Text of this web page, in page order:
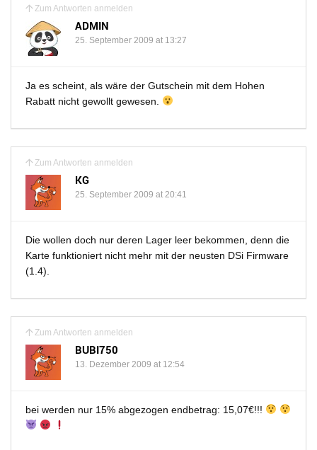
Zum Antworten anmelden
ADMIN
25. September 2009 at 13:27
Ja es scheint, als wäre der Gutschein mit dem Hohen
Rabatt nicht gewollt gewesen.
Zum Antworten anmelden
KG
25. September 2009 at 20:41
Die wollen doch nur deren Lager leer bekommen, denn die
Karte funktioniert nicht mehr mit der neusten DSi Firmware
(1.4).
Zum Antworten anmelden
BUBI750
13. Dezember 2009 at 12:54
bei werden nur 15% abgezogen endbetrag: 15,07€!!!